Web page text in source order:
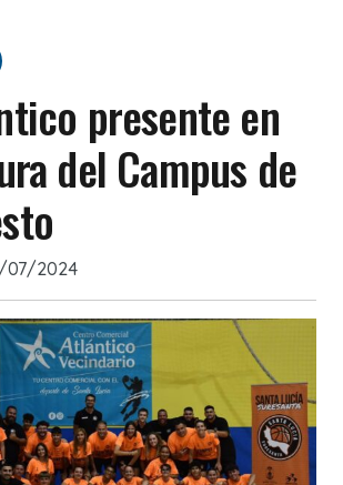
presente en
del Campus de
07/2024